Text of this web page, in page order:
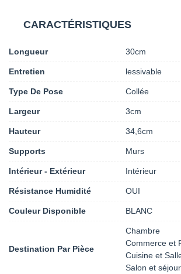
CARACTÉRISTIQUES
Longueur 30cm
Entretien lessivable
Type De Pose Collée
Largeur 3cm
Hauteur 34,6cm
Supports Murs
Intérieur - Extérieur Intérieur
Résistance Humidité OUI
Couleur Disponible BLANC
Destination Par Pièce
Chambre
Commerce et
Cuisine et
Salon et séjour